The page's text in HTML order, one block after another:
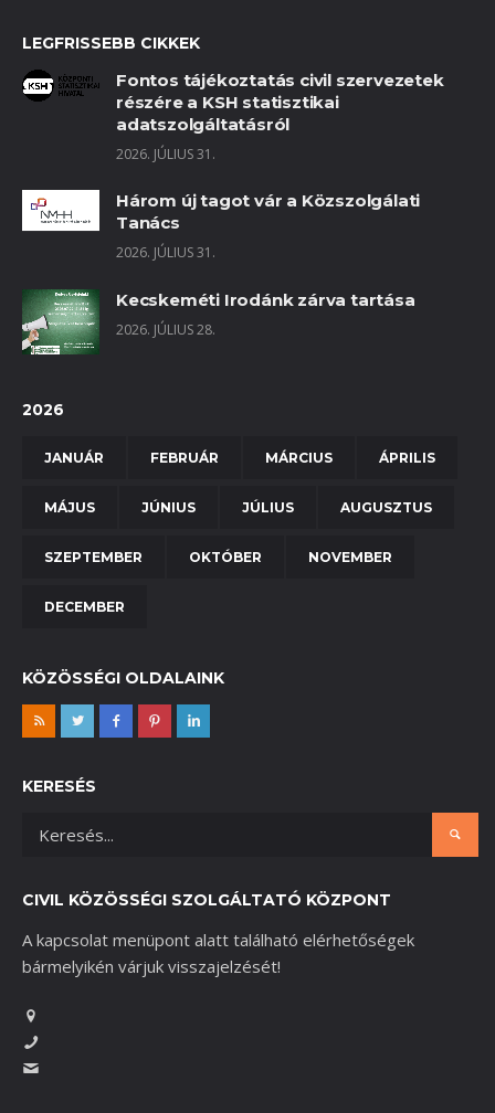
LEGFRISSEBB CIKKEK
Fontos tájékoztatás civil szervezetek
részére a KSH statisztikai
adatszolgáltatásról
2026. JÚLIUS 31.
Három új tagot vár a Közszolgálati
Tanács
2026. JÚLIUS 31.
Kecskeméti Irodánk zárva tartása
2026. JÚLIUS 28.
2026
JANUÁR FEBRUÁR MÁRCIUS ÁPRILIS
MÁJUS JÚNIUS JÚLIUS AUGUSZTUS
SZEPTEMBER OKTÓBER NOVEMBER
DECEMBER
KÖZÖSSÉGI OLDALAINK
KERESÉS
CIVIL KÖZÖSSÉGI SZOLGÁLTATÓ KÖZPONT
A kapcsolat menüpont alatt található elérhetőségek
bármelyikén várjuk visszajelzését!